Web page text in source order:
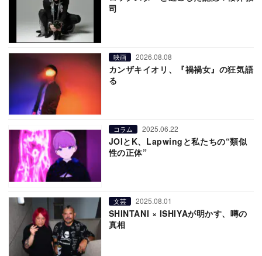
司
映画 2026.08.08
カンザキイオリ、『禍禍女』の狂気語
る
コラム 2025.06.22
JOIとK、Lapwingと私たちの“類似
性の正体”
文芸 2025.08.01
SHINTANI × ISHIYAが明かす、噂の
真相